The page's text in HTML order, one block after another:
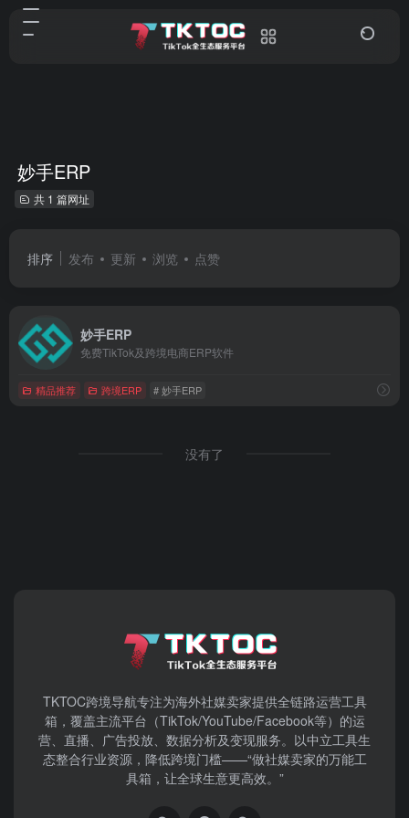
妙手ERP
共 1 篇网址
排序 发布 更新 浏览 点赞
妙手ERP
免费TikTok及跨境电商ERP软件
精品推荐 跨境ERP # 妙手ERP
没有了
TKTOC跨境导航​专注为海外社媒卖家提供全链路运营工具
箱，覆盖主流平台（TikTok/YouTube/Facebook等）​的运
营、直播、广告投放、数据分析及变现服务。以中立工具生
态整合行业资源，降低跨境门槛——“做社媒卖家的万能工
具箱，让全球生意更高效。”